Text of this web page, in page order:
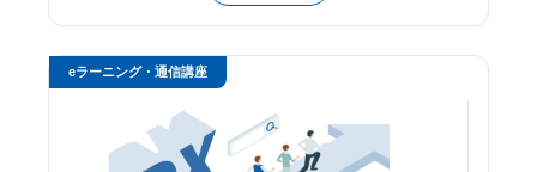
eラーニング・通信講座